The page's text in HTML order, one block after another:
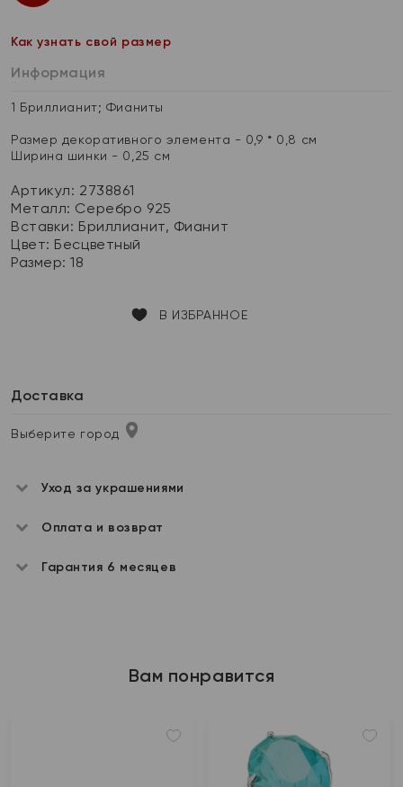
Как узнать свой размер
Информация
1 Бриллианит; Фианиты
Размер декоративного элемента - 0,9 * 0,8 см
Ширина шинки - 0,25 см
Артикул: 2738861
Металл: Серебро 925
Вставки: Бриллианит, Фианит
Цвет: Бесцветный
Размер:18
В ИЗБРАННОЕ
Доставка
Выберите город
Уход за украшениями
Оплата и возврат
Гарантия 6 месяцев
Вам понравится